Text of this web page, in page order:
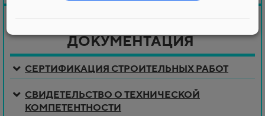
ДОКУМЕНТАЦИЯ-
СЕРТИФИКАЦИЯ СТРОИТЕЛЬНЫХ РАБОТ
СВИДЕТЕЛЬСТВО О ТЕХНИЧЕСКОЙ
КОМПЕТЕНТНОСТИ